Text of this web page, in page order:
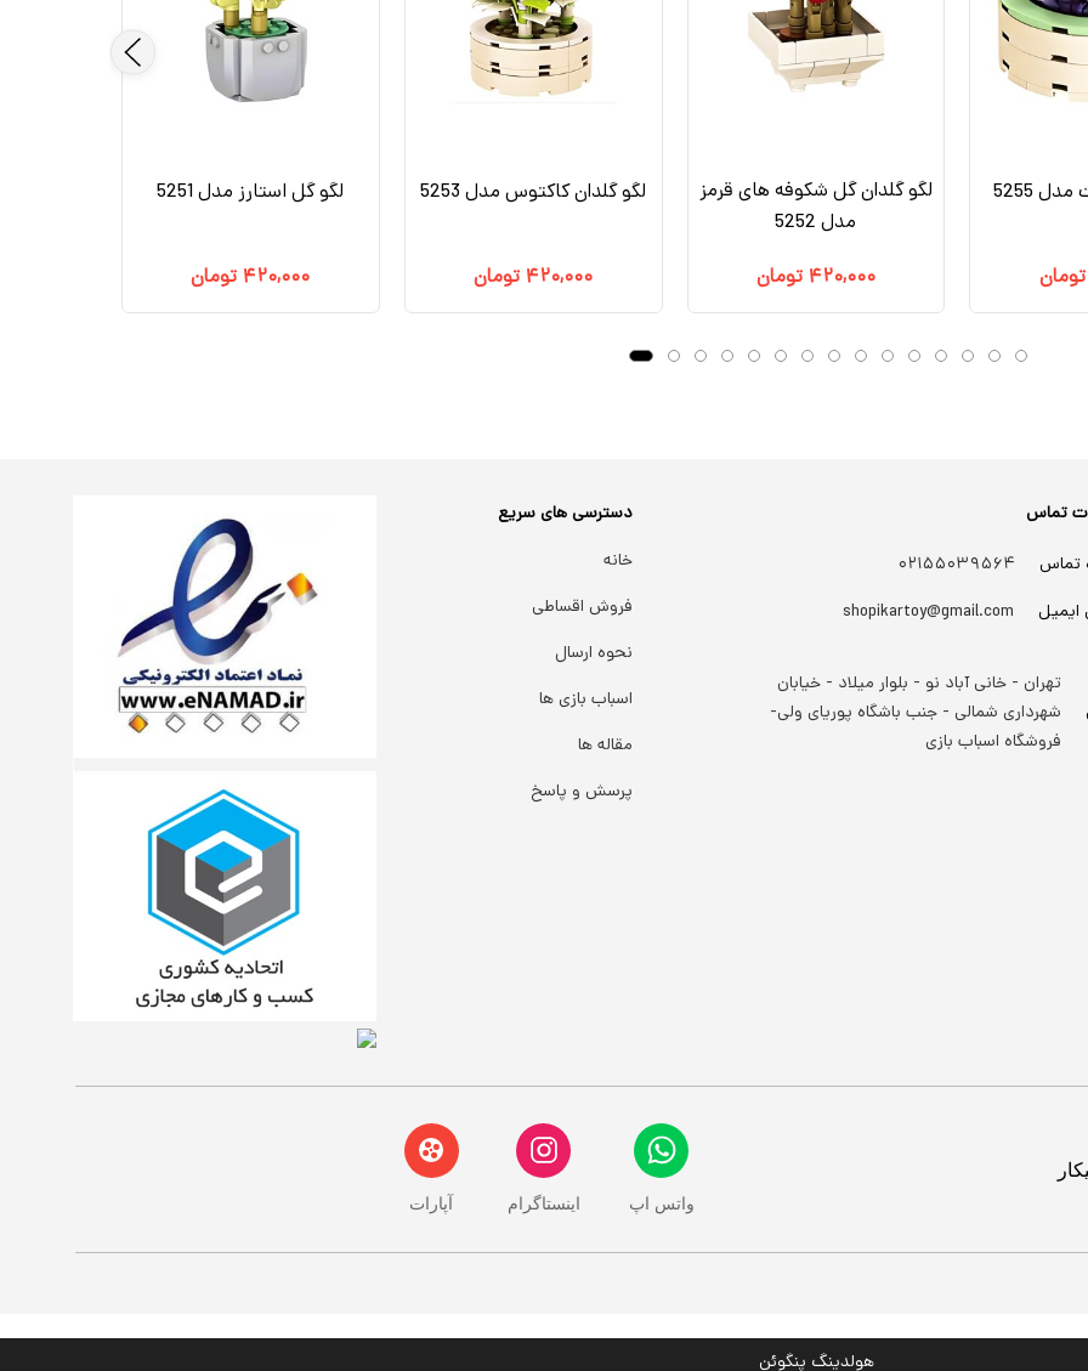
لگو گل استارز مدل 5251
۴۲۰,۰۰۰ تومان
لگو گلدان کاکتوس مدل 5253
۴۲۰,۰۰۰ تومان
لگو گلدان گل شکوفه های قرمز
مدل 5252
۴۲۰,۰۰۰ تومان
5255
تومان
تماس
تماس
۰۲۱۵۵۰۳۹۵۶۴
ایمیل
shopikartoy@gmail.com
تهران - خانی آباد نو - بلوار میلاد - خیابان
شهرداری شمالی - جنب باشگاه پوریای ولی-
فروشگاه اسباب بازی
دسترسی های سریع
خانه
فروش اقساطی
نحوه ارسال
اسباب بازی ها
مقاله ها
پرسش و پاسخ
واتس اپ اینستاگرام آپارات
هولدینگ پنگوئن